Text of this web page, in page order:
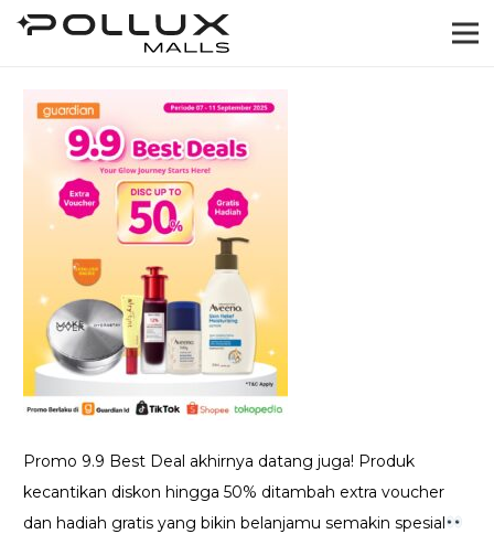
Promo 9.9 Best Deal akhirnya datang juga! Produk
kecantikan diskon hingga 50% ditambah extra voucher
dan hadiah gratis yang bikin belanjamu semakin spesial